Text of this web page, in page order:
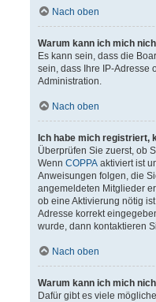
Nach oben
Warum kann ich mich
Es kann sein, dass die
sein, dass Ihre IP-Adresse
Administration.
Nach oben
Ich habe mich registriert,
Überprüfen Sie zuerst, ob
Wenn COPPA aktiviert ist
Anweisungen folgen, die
angemeldeten Mitglieder
ob eine Aktivierung nötig
Adresse korrekt
wurde, dann kontaktieren
Nach oben
Warum kann ich mich
Dafür gibt es viele